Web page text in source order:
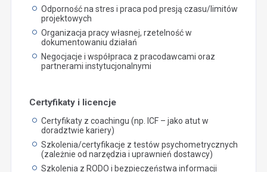
Odporność na stres i praca pod presją czasu/limitów
projektowych
Organizacja pracy własnej, rzetelność w
dokumentowaniu działań
Negocjacje i współpraca z pracodawcami oraz
partnerami instytucjonalnymi
Certyfikaty i licencje
Certyfikaty z coachingu (np. ICF – jako atut w
doradztwie kariery)
Szkolenia/certyfikacje z testów psychometrycznych
(zależnie od narzędzia i uprawnień dostawcy)
Szkolenia z RODO i bezpieczeństwa informacji